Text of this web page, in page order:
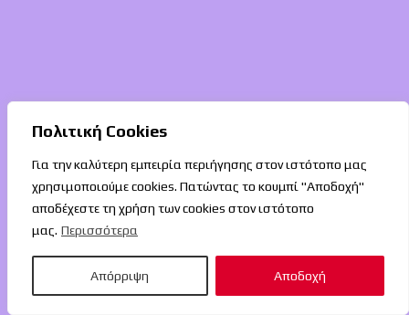
Πολιτική Cookies
Για την καλύτερη εμπειρία περιήγησης στον ιστότοπο μας
χρησιμοποιούμε cookies. Πατώντας το κουμπί "Αποδοχή"
αποδέχεστε τη χρήση των cookies στον ιστότοπο
μας. Περισσότερα
Απόρριψη Αποδοχή